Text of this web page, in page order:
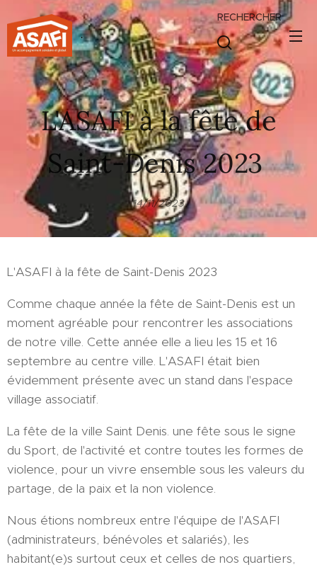
.
RECHERCHER
L'ASAFI à la fête de
Saint-Denis 2023
14/11/2023
L'ASAFI à la fête de Saint-Denis 2023
Comme chaque année la fête de Saint-Denis est un
moment agréable pour rencontrer les associations
de notre ville. Cette année elle a lieu les 15 et 16
septembre au centre ville. L'ASAFI était bien
évidemment présente avec un stand dans l'espace
village associatif.
La fête de la ville Saint Denis. une fête sous le signe
du Sport, de l'activité et contre toutes les formes de
violence, pour un vivre ensemble sous les valeurs du
partage, de la paix et la non violence.
Nous étions nombreux entre l'équipe de l'ASAFI
(administrateurs, bénévoles et salariés), les
habitant(e)s surtout ceux et celles de nos quartiers,